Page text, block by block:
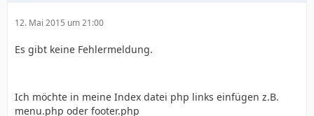
12. Mai 2015 um 21:00
Es gibt keine Fehlermeldung.
Ich möchte in meine Index datei php links einfügen z.B.
menu.php oder footer.php